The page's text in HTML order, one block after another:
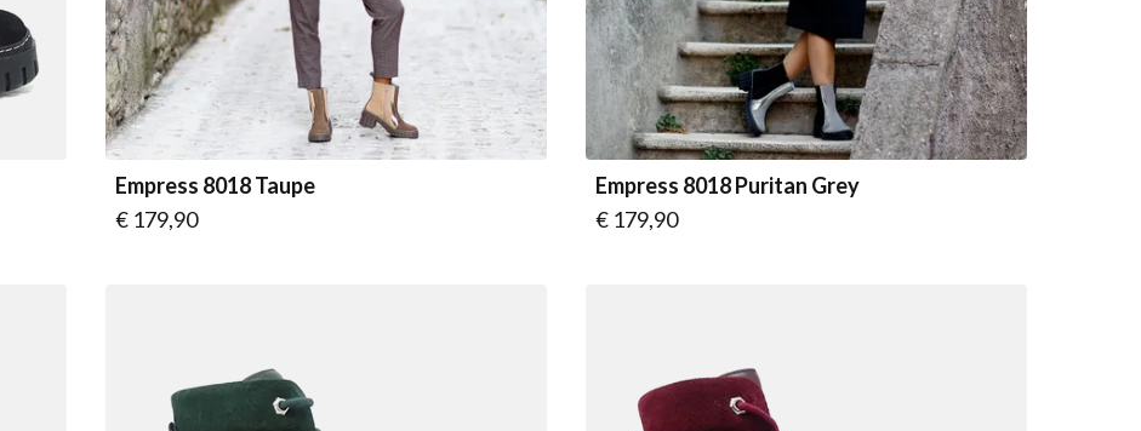
Empress 8018 Taupe
Vanaf
€ 179,90
Empress 8018 Puritan Grey
Vanaf
€ 179,90